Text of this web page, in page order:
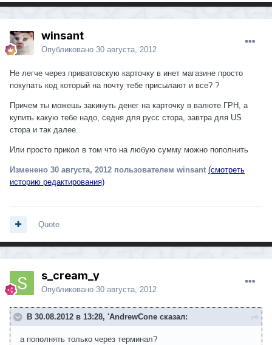
winsant
Опубликовано 30 августа, 2012
Не легче через приватовскую карточку в инет магазине просто
покупать код который на почту тебе присылают и все? ?
Причем ты можешь закинуть денег на карточку в валюте ГРН, а
купить какую тебе надо, седня для русс стора, завтра для US
стора и так далее.
Или просто прикол в том что на любую сумму можно пополнить
Изменено 30 августа, 2012 пользователем winsant (смотреть
историю редактирования)
Quote
s_cream_y
Опубликовано 30 августа, 2012
В 30.08.2012 в 13:28, 'AndrewCone сказал:
а пополнять только через терминал?